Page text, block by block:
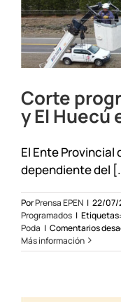
Corte
y El Huecú
El Ente Provincial
dependiente del
PorPrensa EPEN | 22/07/
Programados | Etiquetas:
Poda | Comentarios
Más información